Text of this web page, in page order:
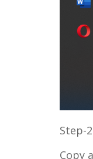
Step-2
Copy